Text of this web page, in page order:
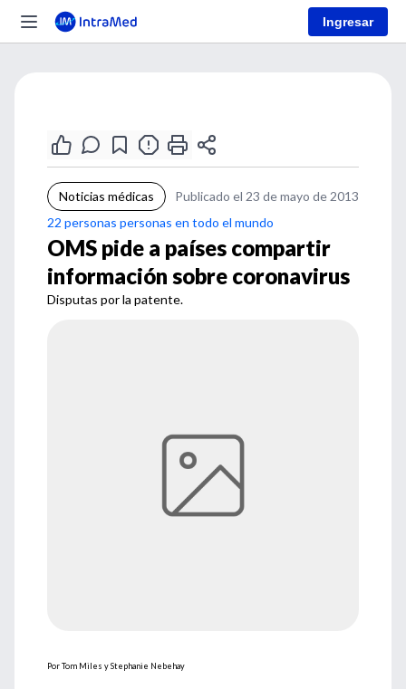
Ingresar
Noticias médicas
Publicado el 23 de mayo de 2013
22 personas personas en todo el mundo
OMS pide a países compartir
información sobre coronavirus
Disputas por la patente.
Por Tom Miles y Stephanie Nebehay